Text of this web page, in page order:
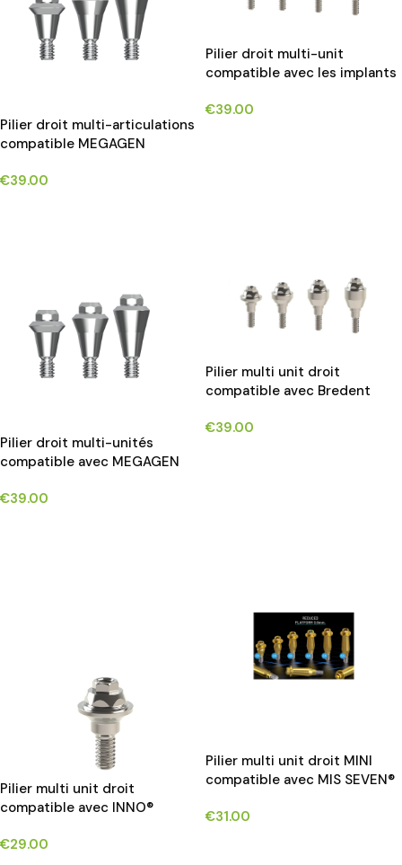
Pilier droit multi-articulations
compatible MEGAGEN
€39.00
Pilier droit multi-unit
compatible avec les implants
CONNECTION®*
€39.00
Pilier droit multi-unités
compatible avec MEGAGEN
€39.00
Pilier multi unit droit
compatible avec Bredent
€39.00
Pilier multi unit droit
compatible avec INNO®
€29.00
Pilier multi unit droit MINI
compatible avec MIS SEVEN®
€31.00